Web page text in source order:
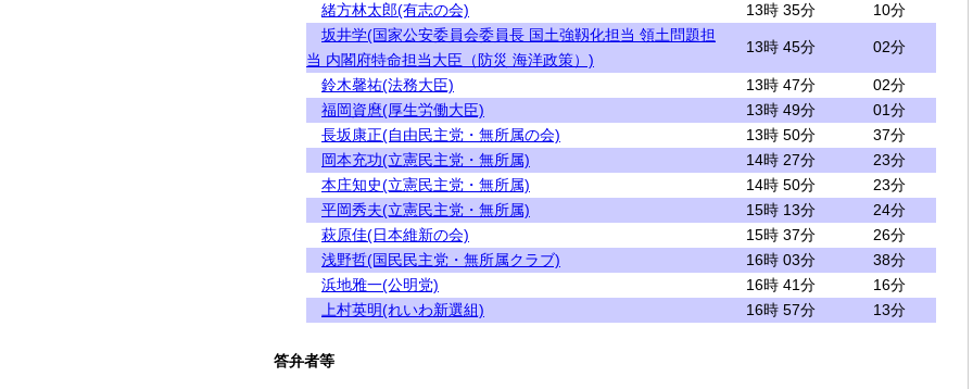
緒方林太郎(有志の会)
13時 35分
10分
坂井学(国家公安委員会委員長 国土強靱化担当 領土問題担
当 内閣府特命担当大臣（防災 海洋政策）)
13時 45分 02分
鈴木馨祐(法務大臣) 13時 47分
02分
福岡資麿(厚生労働大臣)
13時 49分
01分
長坂康正(自由民主党・無所属の会)
13時 50分
37分
岡本充功(立憲民主党・無所属)
14時 27分
23分
本庄知史(立憲民主党・無所属)
14時 50分
23分
平岡秀夫(立憲民主党・無所属)
15時 13分
24分
萩原佳(日本維新の会)
15時 37分
26分
浅野哲(国民民主党・無所属クラブ)
16時 03分
38分
浜地雅一(公明党)
16時 41分
16分
上村英明(れいわ新選組)
16時 57分 13分
答弁者等